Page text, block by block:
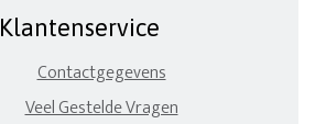
Klantenservice
Contactgegevens
Veel Gestelde Vragen